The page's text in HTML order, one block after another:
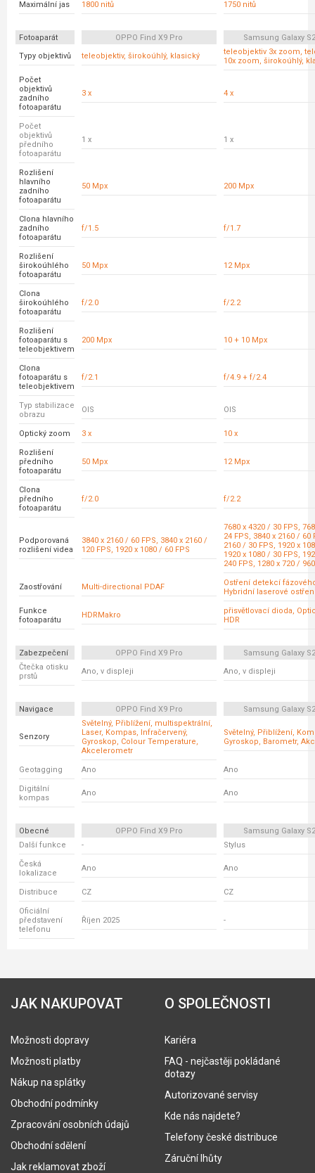
Maximální jas 1800 nitů 1750 nitů
Fotoaparát OPPO Find X9 Pro
Samsung Galaxy
Typy objektivů
teleobjektiv, širokoúhlý, klasický
teleobjektiv 3x zoom,
10x zoom, širokoúhlý,
Počet
objektivů
zadního
fotoaparátu
3 x 4 x
Počet
objektivů
předního
fotoaparátu
1 x 1 x
Rozlišení
hlavního
zadního
fotoaparátu
50 Mpx 200 Mpx
Clona hlavního
zadního
fotoaparátu
f/1.5 f/1.7
Rozlišení
širokoúhlého
fotoaparátu
50 Mpx 12 Mpx
Clona
širokoúhlého
fotoaparátu
f/2.0 f/2.2
Rozlišení
fotoaparátu s
teleobjektivem
200 Mpx 10 + 10 Mpx
Clona
fotoaparátu s
teleobjektivem
f/2.1 f/4.9 + f/2.4
Typ stabilizace
obrazu
OIS OIS
Optický zoom 3 x 10 x
Rozlišení
předního
fotoaparátu
50 Mpx 12 Mpx
Clona
předního
fotoaparátu
f/2.0 f/2.2
Podporovaná
rozlišení videa
3840 x 2160 / 60 FPS, 3840 x 2160 /
120 FPS, 1920 x 1080 / 60 FPS
7680 x 4320 / 30 FPS,
24 FPS, 3840 x 2160 / 60
2160 / 30 FPS, 1920 x
1920 x 1080 / 30 FPS,
240 FPS, 1280 x 720 /
Zaostřování Multi-directional PDAF
Ostření detekcí
Hybridní laserové
Funkce
fotoaparátu
HDRMakro
přisvětlovací dioda,
HDR
Zabezpečení OPPO Find X9 Pro
Samsung Galaxy
Čtečka otisku
prstů
Ano, v displeji Ano, v displeji
Navigace OPPO Find X9 Pro Samsung Galaxy
Senzory
Světelný, Přiblížení, multispektrální,
Laser, Kompas, Infračervený,
Gyroskop, Colour Temperature,
Akcelerometr
Světelný, Přiblížení,
Gyroskop, Barometr,
Geotagging Ano Ano
Digitální
kompas
Ano Ano
Obecné OPPO Find X9 Pro
Samsung Galaxy
Další funkce
- Stylus
Česká
lokalizace
Ano Ano
Distribuce CZ CZ
Oficiální
představení
telefonu
Říjen 2025 -
JAK NAKUPOVAT
Možnosti dopravy
Možnosti platby
Nákup na splátky
Obchodní podmínky
Zpracování osobních údajů
Obchodní sdělení
Jak reklamovat zboží
O SPOLEČNOSTI
Kariéra
FAQ - nejčastěji pokládané
dotazy
Autorizované servisy
Kde nás najdete?
Telefony české distribuce
Záruční lhůty